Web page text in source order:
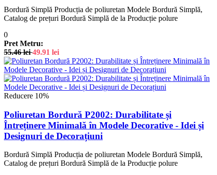
Bordură Simplă Producția de poliuretan Modele Bordură Simplă,
Catalog de prețuri Bordură Simplă de la Producție polure
0
Pret Metru:
55.46lei 49.91 lei
Reducere 10%
Poliuretan Bordură P2002: Durabilitate și
Întreținere Minimală în Modele Decorative - Idei și
Designuri de Decorațiuni
Bordură Simplă Producția de poliuretan Modele Bordură Simplă,
Catalog de prețuri Bordură Simplă de la Producție polure